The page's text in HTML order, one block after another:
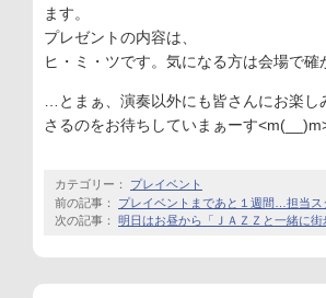
ます。
プレゼントの内容は、
ヒ・ミ・ツです。 気になる方は会場で確
…とまぁ、 演奏以外にも皆さんにお楽
さるのをお待ちしていまぁーす
カテゴリー： プレイベント
前の記事： プレイベントまであと１週間…担当ス
次の記事： 明日はお昼から「ＪＡＺＺと一緒に街